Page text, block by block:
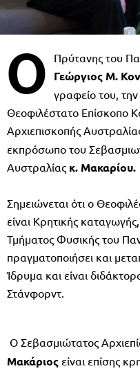
Ο Πρύτανης του
Γεώργιος Μ.
γραφείο του,
Θεοφιλέστατο Επίσκοπο
Αρχιεπισκοπής
εκπρόσωπο του
Αυστραλίας κ. Μακαρίου.
Σημειώνεται ότι ο
είναι Κρητικής
Τμήματος Φυσικής του
πραγματοποιήσει και
Ίδρυμα και είναι
Στάνφορντ.
Ο Σεβασμιώτατος
Μακάριος είναι επίσης